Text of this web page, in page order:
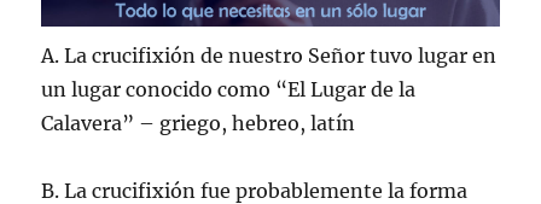
A. La crucifixión de nuestro Señor tuvo lugar en
un lugar conocido como “El Lugar de la
Calavera” – griego, hebreo, latín
B. La crucifixión fue probablemente la forma